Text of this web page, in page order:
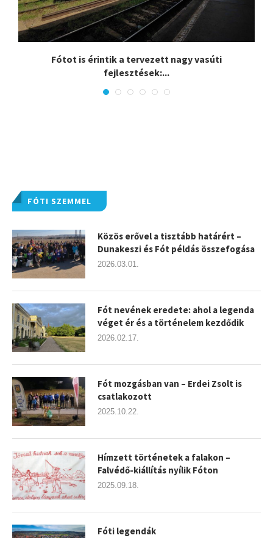
Fótot is érintik a tervezett nagy vasúti
fejlesztések:...
FÓTI SZEMMEL
Közös erővel a tisztább határért –
Dunakeszi és Fót példás összefogása
2026.03.01.
Fót nevének eredete: ahol a legenda
véget ér és a történelem kezdődik
2026.02.17.
Fót mozgásban van – Erdei Zsolt is
csatlakozott
2025.10.22.
Hímzett történetek a falakon –
Falvédő-kiállítás nyílik Fóton
2025.09.18.
Fóti legendák